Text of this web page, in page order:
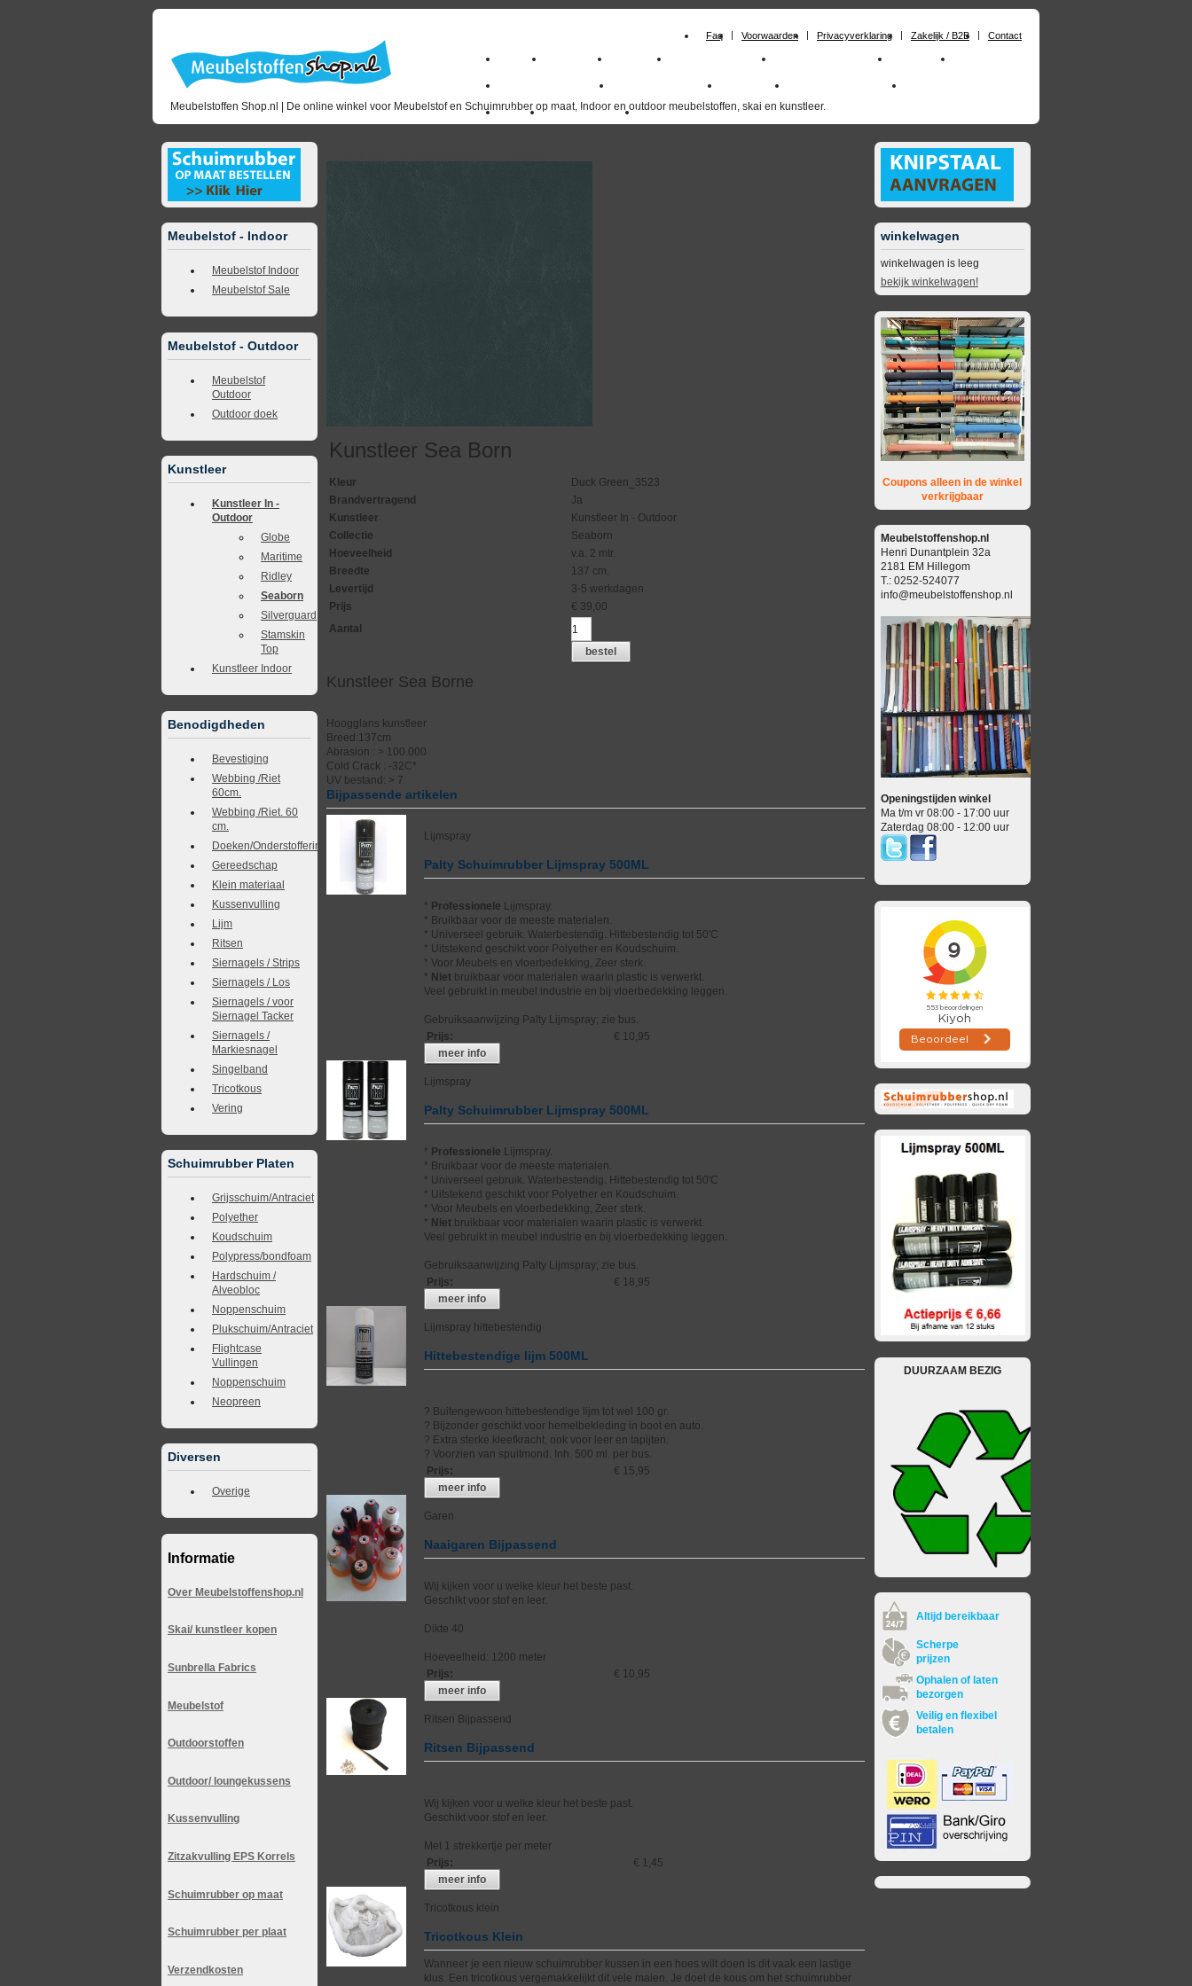
Faq Voorwaarden Privacyverklaring Zakelijk / B2B Contact
Meubelstoffen Shop.nl | De online winkel voor Meubelstof en Schuimrubber op maat, Indoor en outdoor meubelstoffen, skai en kunstleer.
Home Meubelstof Kunstleer Schuimrubberplaten Schuimrubber op maat Materialen
milano_outdoorstoffen skai kunstleer kopen outdoorstof skai_kunstleer outdoor
Outlet Meubelstof indoor duurzaam
Meubelstof - Indoor
Meubelstof Indoor
Meubelstof Sale
Meubelstof - Outdoor
Meubelstof
Outdoor
Outdoor doek
Kunstleer
Kunstleer In -
Outdoor
Globe
Maritime
Ridley
Seaborn
Silverguard
Stamskin
Top
Kunstleer Indoor
Benodigdheden
Bevestiging
Webbing /Riet
60cm.
Webbing /Riet. 60
cm.
Doeken/Onderstoffering
Gereedschap
Klein materiaal
Kussenvulling
Lijm
Ritsen
Siernagels / Strips
Siernagels / Los
Siernagels / voor
Siernagel Tacker
Siernagels /
Markiesnagel
Singelband
Tricotkous
Vering
Schuimrubber Platen
Grijsschuim/Antraciet
Polyether
Koudschuim
Polypress/bondfoam
Hardschuim /
Alveobloc
Noppenschuim
Plukschuim/Antraciet
Flightcase
Vullingen
Noppenschuim
Neopreen
Diversen
Overige
Informatie
Over Meubelstoffenshop.nl
Skai/ kunstleer kopen
Sunbrella Fabrics
Meubelstof
Outdoorstoffen
Outdoor/ loungekussens
Kussenvulling
Zitzakvulling EPS Korrels
Schuimrubber op maat
Schuimrubber per plaat
Verzendkosten
Kunstleer Sea Born
Kleur
Duck Green_3523
Brandvertragend
Ja
Kunstleer
Kunstleer In - Outdoor
Collectie
Seaborn
Hoeveelheid
v.a. 2 mtr.
Breedte
137 cm.
Levertijd
3-5 werkdagen
Prijs
€ 39,00
Aantal
bestel
Kunstleer Sea Borne
Hoogglans kunstleer
Breed:137cm
Abrasion : > 100.000
Cold Crack : -32C*
UV bestand: > 7
Bijpassende artikelen
Lijmspray
Palty Schuimrubber Lijmspray 500ML
* Professionele Lijmspray.
* Bruikbaar voor de meeste materialen.
* Universeel gebruik. Waterbestendig. Hittebestendig tot 50'C
* Uitstekend geschikt voor Polyether en Koudschuim.
* Voor Meubels en vloerbedekking, Zeer sterk.
* Niet bruikbaar voor materialen waarin plastic is verwerkt.
Veel gebruikt in meubel industrie en bij vloerbedekking leggen.
Gebruiksaanwijzing Palty Lijmspray; zie bus.
Prijs:
€ 10,95
meer info
Lijmspray
Palty Schuimrubber Lijmspray 500ML
* Professionele Lijmspray.
* Bruikbaar voor de meeste materialen.
* Universeel gebruik. Waterbestendig. Hittebestendig tot 50'C
* Uitstekend geschikt voor Polyether en Koudschuim.
* Voor Meubels en vloerbedekking, Zeer sterk.
* Niet bruikbaar voor materialen waarin plastic is verwerkt.
Veel gebruikt in meubel industrie en bij vloerbedekking leggen.
Gebruiksaanwijzing Palty Lijmspray; zie bus.
Prijs:
€ 18,95
meer info
Lijmspray hittebestendig
Hittebestendige lijm 500ML
? Buitengewoon hittebestendige lijm tot wel 100 gr.
? Bijzonder geschikt voor hemelbekleding in boot en auto.
? Extra sterke kleefkracht, ook voor leer en tapijten.
? Voorzien van spuitmond. Inh. 500 ml. per bus.
Prijs:
€ 15,95
meer info
Garen
Naaigaren Bijpassend
Wij kijken voor u welke kleur het beste past.
Geschikt voor stof en leer.
Dikte 40
Hoeveelheid: 1200 meter
Prijs:
€ 10,95
meer info
Ritsen Bijpassend
Ritsen Bijpassend
Wij kijken voor u welke kleur het beste past.
Geschikt voor stof en leer.
Met 1 strekkertje per meter
Prijs:
€ 1,45
meer info
Tricotkous klein
Tricotkous Klein
Wanneer je een nieuw schuimrubber kussen in een hoes wilt doen is dit vaak een lastige
klus. Een tricotkous vergemakkelijkt dit vele malen. Je doet de kous om het schuimrubber
winkelwagen
winkelwagen is leeg
bekijk winkelwagen!
Coupons alleen in de winkel
verkrijgbaar
Meubelstoffenshop.nl
Henri Dunantplein 32a
2181 EM Hillegom
T.: 0252-524077
info@meubelstoffenshop.nl
Openingstijden winkel
Ma t/m vr 08:00 - 17:00 uur
Zaterdag 08:00 - 12:00 uur
DUURZAAM BEZIG
Altijd bereikbaar
Scherpe
prijzen
Ophalen of laten
bezorgen
Veilig en flexibel
betalen